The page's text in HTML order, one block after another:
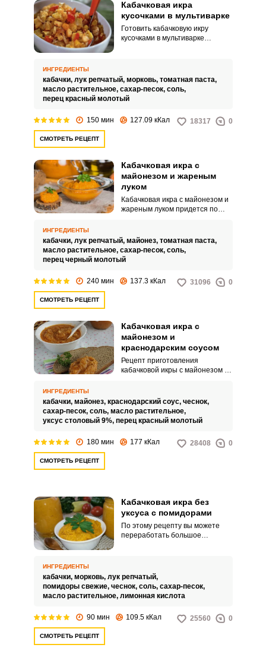
Кабачковая икра
кусочками в мультиварке
Готовить кабачковую икру
кусочками в мультиварке
подгорела, не нужно.
ИНГРЕДИЕНТЫ
кабачки, лук репчатый, морковь, томатная паста,
масло растительное, сахар-песок, соль,
перец красный молотый
150 мин 127.09 кКал 18317 0
СМОТРЕТЬ РЕЦЕПТ
Кабачковая икра с
майонезом и жареным
луком
Кабачковая икра с майонезом и
жареным луком придется по
консерваций с добавлением
майонеза становится все более
популярным. Этот соус придаст
нежность и будет хорошим
консервантом, к тому же в
ИНГРЕДИЕНТЫ
кабачки, лук репчатый, майонез, томатная паста,
масло растительное, сахар-песок, соль,
перец черный молотый
240 мин 137.3 кКал 31096 0
СМОТРЕТЬ РЕЦЕПТ
Кабачковая икра с
майонезом и
краснодарским соусом
Рецепт приготовления
кабачковой икры с майонезом и
рецептов. Краснодарский соус,
приготовленный на основе
томатного и яблочного пюре с
островатой и с пикантным
ароматом, а майонез придает
ИНГРЕДИЕНТЫ
кабачки, майонез, краснодарский соус, чеснок,
сахар-песок, соль, масло растительное,
уксус столовый 9%, перец красный молотый
180 мин 177 кКал 28408 0
СМОТРЕТЬ РЕЦЕПТ
Кабачковая икра без
уксуса с помидорами
По этому рецепту вы можете
переработать большое
ИНГРЕДИЕНТЫ
кабачки, морковь, лук репчатый,
помидоры свежие, чеснок, соль, сахар-песок,
масло растительное, лимонная кислота
90 мин 109.5 кКал 25560 0
СМОТРЕТЬ РЕЦЕПТ